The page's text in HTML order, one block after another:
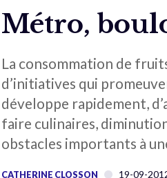
Métro,
La consommation de
d’initiatives qui
développe rapidement,
faire culinaires,
obstacles importants à
CATHERINE CLOSSON 19-09-